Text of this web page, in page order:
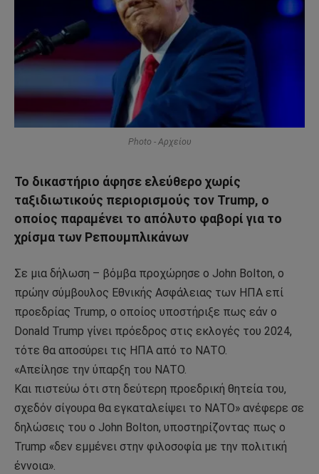
Photo - Αρχείου
Το δικαστήριο άφησε ελεύθερο χωρίς
ταξιδιωτικούς περιορισμούς τον Trump, ο
οποίος παραμένει το απόλυτο φαβορί για το
χρίσμα των Ρεπουμπλικάνων
Σε μια δήλωση – βόμβα προχώρησε ο John Bolton, ο
πρώην σύμβουλος Εθνικής Ασφάλειας των ΗΠΑ επί
προεδρίας Trump, ο οποίος υποστήριξε πως εάν ο
Donald Trump γίνει πρόεδρος στις εκλογές του 2024,
τότε θα αποσύρει τις ΗΠΑ από το ΝΑΤΟ.
«Απείλησε την ύπαρξη του ΝΑΤΟ.
Και πιστεύω ότι στη δεύτερη προεδρική θητεία του,
σχεδόν σίγουρα θα εγκαταλείψει το ΝΑΤΟ» ανέφερε σε
δηλώσεις του ο John Bolton, υποστηρίζοντας πως ο
Trump «δεν εμμένει στην φιλοσοφία με την πολιτική
έννοια».